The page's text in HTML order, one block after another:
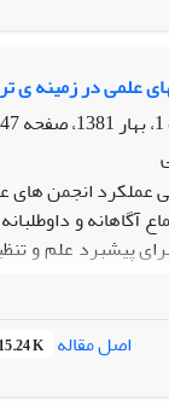
علمی در زمینه ی
47-63
عملکرد انجمن های
آگاهانه و
برای پیشبرد علم و
فرایند تاریخی تحول
و ترسیم وضعیت
اصل مقاله K